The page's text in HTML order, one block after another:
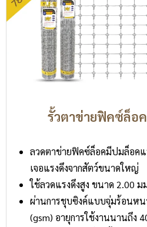
รั้วตาข่ายฟิคซ์ล็อ
ลวดตาข่ายฟิคซ์ล็อคมีปมล็อค
เจอแรงดึงจากสัตว์ขนาดใหญ่
ใช้ลวดแรงดึงสูง ขนาด 2.00 ม
ผ่านการชุบซิงค์แบบจุ่มร้อนห
(gsm) อายุการใช้งานนานถึง